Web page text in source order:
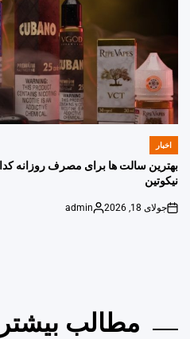
POSTED
اخبار
بهترین سالت ها برای مصرف روزانه
نیکوتین
on
جولای 18, 2026
Posted
admin
مطالب بیشتر